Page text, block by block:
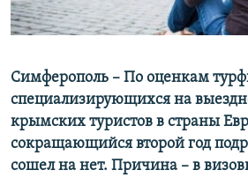
УКРАИНСКАЯ ПРОБЛЕМА КРЫМА
Симферополь – По оценкам
специализирующихся на
крымских туристов в страны
сокращающийся второй год
сошел на нет. Причина – в